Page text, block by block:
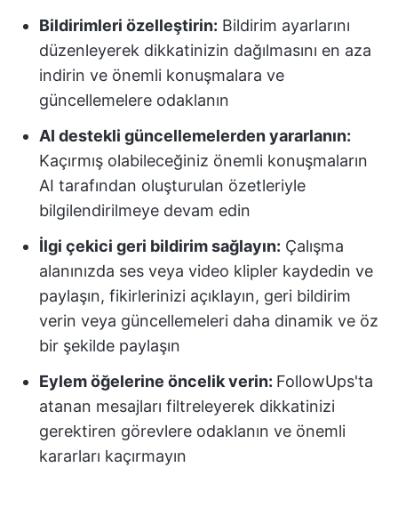
Bildirimleri özelleştirin: Bildirim ayarlarını
düzenleyerek dikkatinizin dağılmasını en aza
indirin ve önemli konuşmalara ve
güncellemelere odaklanın
AI destekli güncellemelerden yararlanın:
Kaçırmış olabileceğiniz önemli konuşmaların
AI tarafından oluşturulan özetleriyle
bilgilendirilmeye devam edin
İlgi çekici geri bildirim sağlayın: Çalışma
alanınızda ses veya video klipler kaydedin ve
paylaşın, fikirlerinizi açıklayın, geri bildirim
verin veya güncellemeleri daha dinamik ve öz
bir şekilde paylaşın
Eylem öğelerine öncelik verin: FollowUps'ta
atanan mesajları filtreleyerek dikkatinizi
gerektiren görevlere odaklanın ve önemli
kararları kaçırmayın